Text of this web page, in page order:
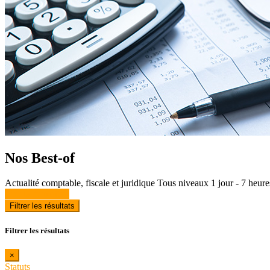
Nos Best-of
Actualité comptable, fiscale et juridique Tous niveaux 1 jour - 7
Filtrer les résultats
Filtrer les résultats
×
Statuts